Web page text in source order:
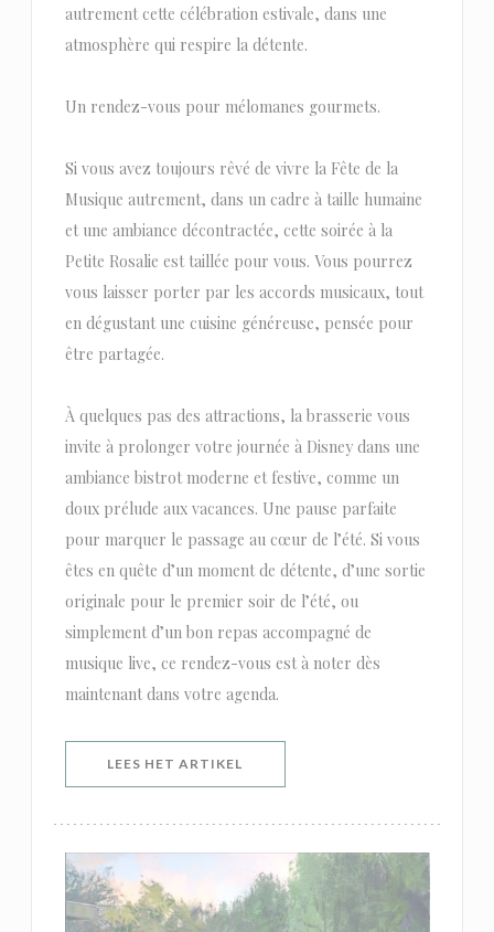
autrement cette célébration estivale, dans une
atmosphère qui respire la détente.
Un rendez-vous pour mélomanes gourmets.
Si vous avez toujours rêvé de vivre la Fête de la
Musique autrement, dans un cadre à taille humaine
et une ambiance décontractée, cette soirée à la
Petite Rosalie est taillée pour vous. Vous pourrez
vous laisser porter par les accords musicaux, tout
en dégustant une cuisine généreuse, pensée pour
être partagée.
À quelques pas des attractions, la brasserie vous
invite à prolonger votre journée à Disney dans une
ambiance bistrot moderne et festive, comme un
doux prélude aux vacances. Une pause parfaite
pour marquer le passage au cœur de l’été. Si vous
êtes en quête d’un moment de détente, d’une sortie
originale pour le premier soir de l’été, ou
simplement d’un bon repas accompagné de
musique live, ce rendez-vous est à noter dès
maintenant dans votre agenda.
LEES HET ARTIKEL